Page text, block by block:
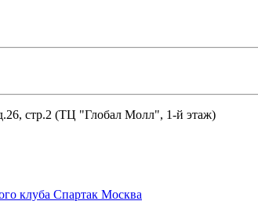
стр.2 (ТЦ "Глобал Молл", 1-й этаж)